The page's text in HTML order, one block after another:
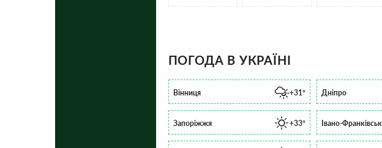
ПОГОДА В УКРАЇНІ
Вінниця +31° Дніпро
Запоріжжя +33° Івано-Франківськ